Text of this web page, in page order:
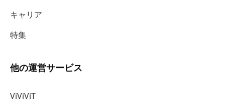
キャリア
特集
他の運営サービス
ViViViT